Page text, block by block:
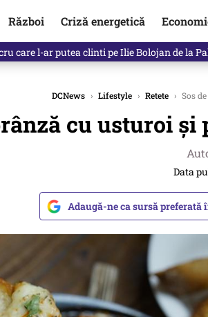
Război Criză energetică
care l-ar putea clinti pe Ilie Bolojan de la
DCNews › Lifestyle › Retete › Sos
cu usturoi și
Data
Adaugă-ne ca sursă preferată